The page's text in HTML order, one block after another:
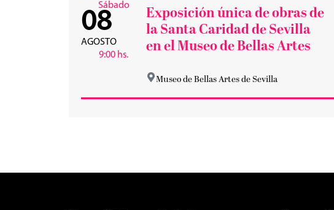
Sábado
08
AGOSTO
9:00 hs.
Exposición única de obras de
la Santa Caridad de Sevilla
en el Museo de Bellas Artes
Museo de Bellas Artes de Sevilla